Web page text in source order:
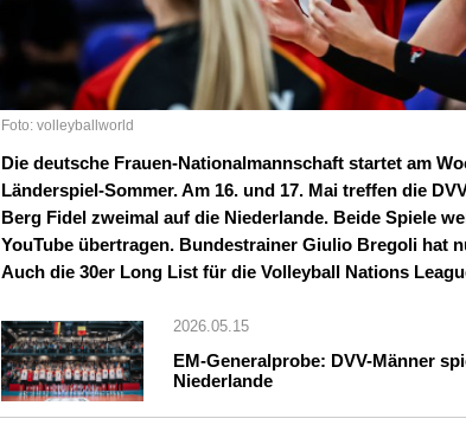
Foto: volleyballworld
Die deutsche Frauen-Nationalmannschaft startet am
Länderspiel-Sommer. Am 16. und 17. Mai treffen die
Berg Fidel zweimal auf die Niederlande. Beide Spiele
YouTube übertragen. Bundestrainer Giulio Bregoli hat
Auch die 30er Long List für die Volleyball Nations
2026.05.15
EM-Generalprobe: DVV-Männer
Niederlande